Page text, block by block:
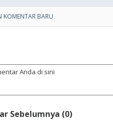
KOMENTAR BARU
Sebelumnya (0)